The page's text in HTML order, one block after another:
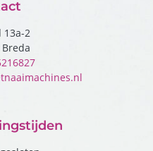
13a-2
Breda